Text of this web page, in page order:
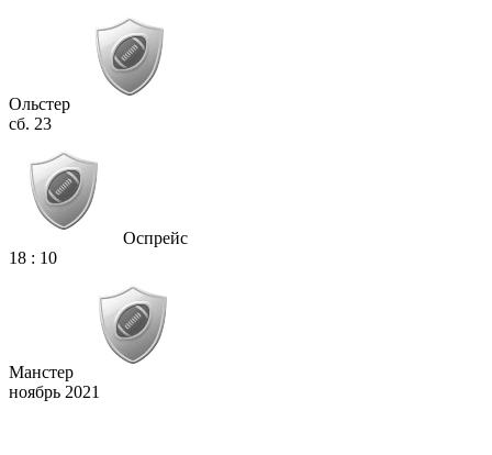
Ольстер
сб. 23
Оспрейс
18 : 10
Манстер
ноябрь 2021